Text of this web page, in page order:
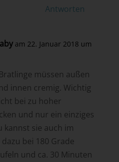
Antworten
am 22. Januar 2018 um
müssen außen
innen cremig. Wichtig
bei zu hoher
und nur ein einziges
kannst sie auch im
bei 180 Grade
und ca. 30 Minuten